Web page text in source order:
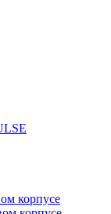
корпусе